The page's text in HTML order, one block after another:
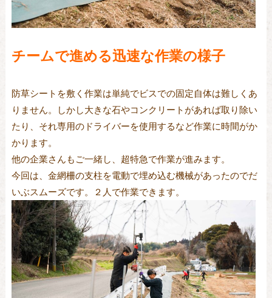
チームで進める迅速な作業の様子
防草シートを敷く作業は単純でビスでの固定自体は難しくあ
りません。しかし大きな石やコンクリートがあれば取り除い
たり、それ専用のドライバーを使用するなど作業に時間がか
かります。
他の企業さんもご一緒し、超特急で作業が進みます。
今回は、金網柵の支柱を電動で埋め込む機械があったのでだ
いぶスムーズです。２人で作業できます。